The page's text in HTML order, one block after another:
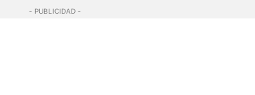
- PUBLICIDAD -